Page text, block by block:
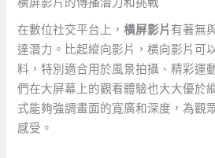
在數位社交平台上，橫屏影片 有著無
達潛力。比起縱向影片，橫向影片可
料，特別適合用於風景拍攝、精彩運
們在大屏幕上的觀看體驗也大大優於
式能夠強調畫面的寬廣和深度，為觀
感受。